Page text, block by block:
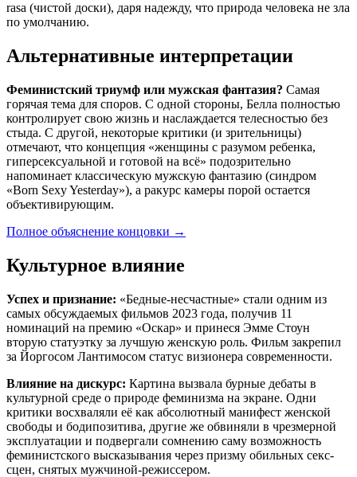
rasa (чистой доски), даря надежду, что природа человека не зла
по умолчанию.
Альтернативные интерпретации
Феминистский триумф или мужская фантазия? Самая
горячая тема для споров. С одной стороны, Белла полностью
контролирует свою жизнь и наслаждается телесностью без
стыда. С другой, некоторые критики (и зрительницы)
отмечают, что концепция «женщины с разумом ребенка,
гиперсексуальной и готовой на всё» подозрительно
напоминает классическую мужскую фантазию (синдром
«Born Sexy Yesterday»), а ракурс камеры порой остается
объективирующим.
Полное объяснение концовки →
Культурное влияние
Успех и признание: «Бедные-несчастные» стали одним из
самых обсуждаемых фильмов 2023 года, получив 11
номинаций на премию «Оскар» и принеся Эмме Стоун
вторую статуэтку за лучшую женскую роль. Фильм закрепил
за Йоргосом Лантимосом статус визионера современности.
Влияние на дискурс: Картина вызвала бурные дебаты в
культурной среде о природе феминизма на экране. Одни
критики восхваляли её как абсолютный манифест женской
свободы и бодипозитива, другие же обвиняли в чрезмерной
эксплуатации и подвергали сомнению саму возможность
феминистского высказывания через призму обильных секс-
сцен, снятых мужчиной-режиссером.